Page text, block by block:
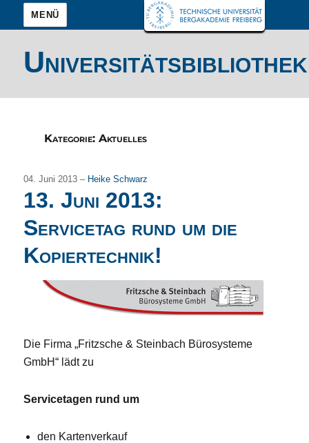
MENÜ
Universitätsbibliothek
Kategorie: Aktuelles
04. Juni 2013 – Heike Schwarz
13. Juni 2013:
Servicetag rund um die
Kopiertechnik!
Die Firma „Fritzsche & Steinbach Bürosysteme
GmbH“ lädt zu
Servicetagen rund um
den Kartenverkauf